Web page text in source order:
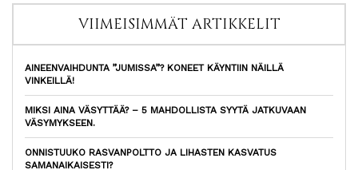
VIIMEISIMMÄT ARTIKKELIT
AINEENVAIHDUNTA ”JUMISSA”? KONEET KÄYNTIIN NÄILLÄ
VINKEILLÄ!
MIKSI AINA VÄSYTTÄÄ? – 5 MAHDOLLISTA SYYTÄ JATKUVAAN
VÄSYMYKSEEN.
ONNISTUUKO RASVANPOLTTO JA LIHASTEN KASVATUS
SAMANAIKAISESTI?